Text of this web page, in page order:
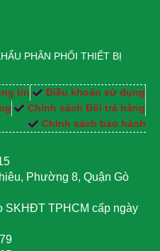
PHÂN PHỐI THIẾT BỊ
tin
Điều khoản sử dụng
Chính sách Đổi trả hàng
Chính sách bảo hành
Phường 8, Quận Gò
SKHĐT TPHCM cấp ngày